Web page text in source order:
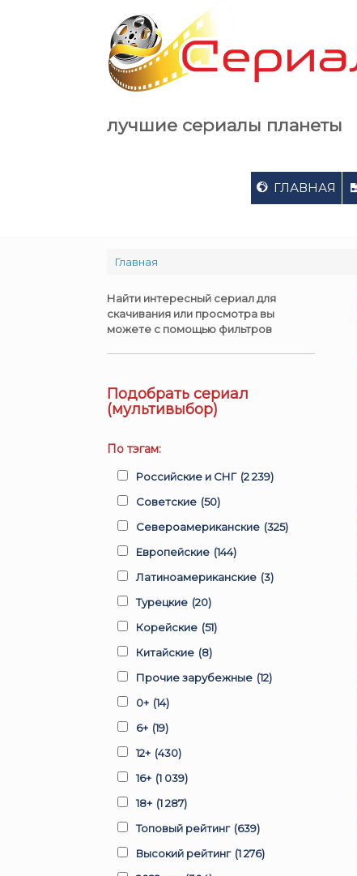
лучшие сериалы планеты
ГЛАВНАЯ
Главная
Найти интересный сериал для
скачивания или просмотра вы
можете с помощью фильтров
Подобрать сериал
(мультивыбор)
По тэгам:
Российские и СНГ (2 239)
Советские (50)
Североамериканские (325)
Европейские (144)
Латиноамериканские (3)
Турецкие (20)
Корейские (51)
Китайские (8)
Прочие зарубежные (12)
0+ (14)
6+ (19)
12+ (430)
16+ (1 039)
18+ (1 287)
Топовый рейтинг (639)
Высокий рейтинг (1 276)